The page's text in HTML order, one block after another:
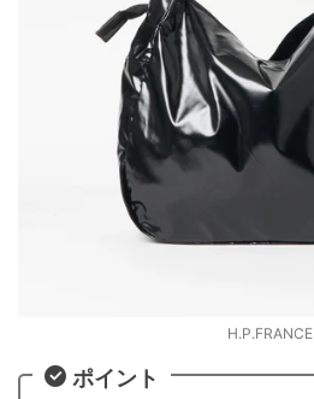
H.P.FRANCE
ポイント